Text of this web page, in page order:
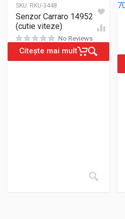
SKU: RKU-3448
Senzor Carraro 149524
(cutie viteze)
No Reviews
Citește mai mult